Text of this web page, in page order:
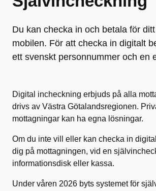
Du kan checka in och betala för
mobilen. För att checka in digitalt
ett svenskt personnummer och en
Digital incheckning erbjuds på alla
drivs av Västra Götalandsregionen.
mottagningar kan ha egna lösningar.
Om du inte vill eller kan checka in
dig på mottagningen, vid en
informationsdisk eller kassa.
Under våren 2026 byts systemet för